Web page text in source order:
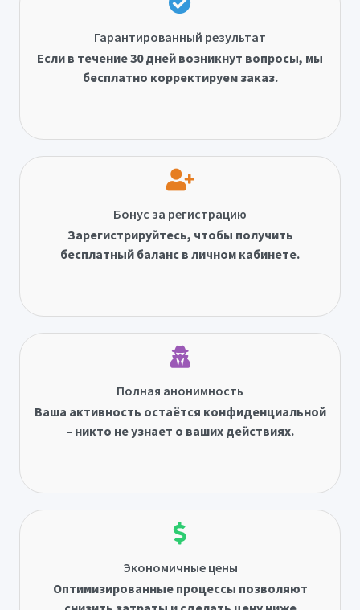
Гарантированный результат
Если в течение 30 дней возникнут вопросы, мы
бесплатно корректируем заказ.
Бонус за регистрацию
Зарегистрируйтесь, чтобы получить
бесплатный баланс в личном кабинете.
Полная анонимность
Ваша активность остаётся конфиденциальной
– никто не узнает о ваших действиях.
Экономичные цены
Оптимизированные процессы позволяют